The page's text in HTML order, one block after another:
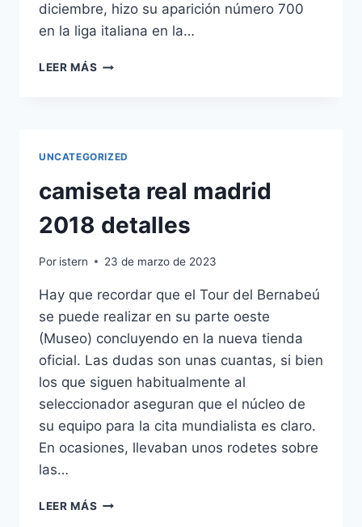
diciembre, hizo su aparición número 700
en la liga italiana en la…
LEER MÁS NUEVA
UNCATEGORIZED
camiseta real madrid
2018 detalles
Por istern 23 de marzo de 2023
Hay que recordar que el Tour del Bernabeú
se puede realizar en su parte oeste
(Museo) concluyendo en la nueva tienda
oficial. Las dudas son unas cuantas, si bien
los que siguen habitualmente al
seleccionador aseguran que el núcleo de
su equipo para la cita mundialista es claro.
En ocasiones, llevaban unos rodetes sobre
las…
LEER MÁS CAMISETA